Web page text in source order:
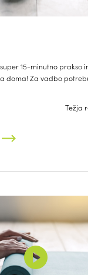
15-minutno prakso
doma! Za vadbo
Težja